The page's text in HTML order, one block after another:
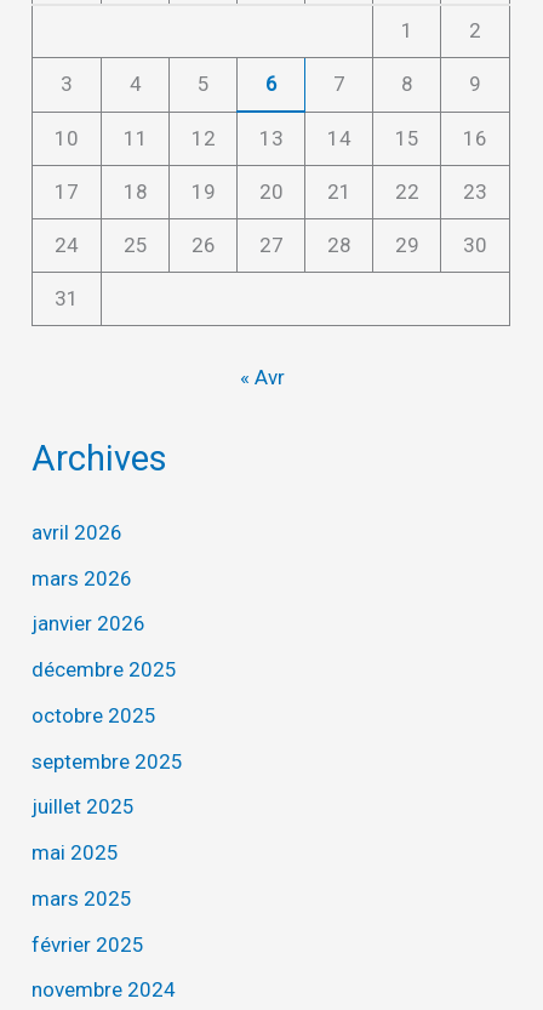
1 2
3 4 5 6 7 8 9
10 11 12 13 14 15 16
17 18 19 20 21 22 23
24 25 26 27 28 29 30
31
« Avr
Archives
avril 2026
mars 2026
janvier 2026
décembre 2025
octobre 2025
septembre 2025
juillet 2025
mai 2025
mars 2025
février 2025
novembre 2024